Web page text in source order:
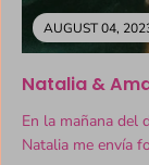
AUGUST 04,
Natalia &
En la mañana del
Natalia me envía